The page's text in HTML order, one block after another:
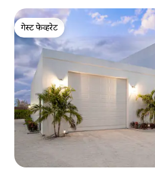
गेस्ट फेव्हरेट
गेस्ट फेव्हरेट